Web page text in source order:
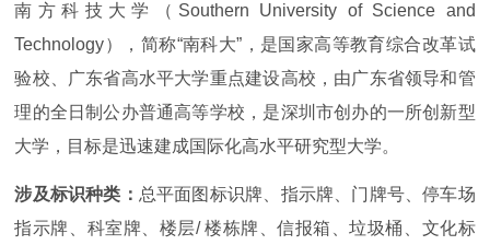
南方科技大学（Southern University of Science and
Technology），简称“南科大”，是国家高等教育综合改革试
验校、广东省高水平大学重点建设高校，由广东省领导和管
理的全日制公办普通高等学校，是深圳市创办的一所创新型
大学，目标是迅速建成国际化高水平研究型大学。
涉及标识种类： 总平面图标识牌、指示牌、门牌号、停车场
指示牌、科室牌、楼层/ 楼栋牌、信报箱、垃圾桶、文化标